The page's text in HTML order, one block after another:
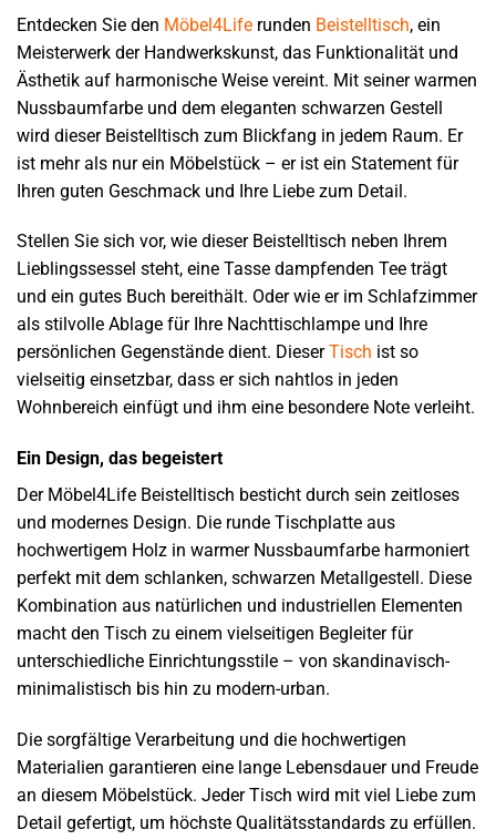
Entdecken Sie den Möbel4Life runden Beistelltisch, ein
Meisterwerk der Handwerkskunst, das Funktionalität und
Ästhetik auf harmonische Weise vereint. Mit seiner warmen
Nussbaumfarbe und dem eleganten schwarzen Gestell
wird dieser Beistelltisch zum Blickfang in jedem Raum. Er
ist mehr als nur ein Möbelstück – er ist ein Statement für
Ihren guten Geschmack und Ihre Liebe zum Detail.
Stellen Sie sich vor, wie dieser Beistelltisch neben Ihrem
Lieblingssessel steht, eine Tasse dampfenden Tee trägt
und ein gutes Buch bereithält. Oder wie er im Schlafzimmer
als stilvolle Ablage für Ihre Nachttischlampe und Ihre
persönlichen Gegenstände dient. DieserTisch ist so
vielseitig einsetzbar, dass er sich nahtlos in jeden
Wohnbereich einfügt und ihm eine besondere Note verleiht.
Ein Design, das begeistert
Der Möbel4Life Beistelltisch besticht durch sein zeitloses
und modernes Design. Die runde Tischplatte aus
hochwertigem Holz in warmer Nussbaumfarbe harmoniert
perfekt mit dem schlanken, schwarzen Metallgestell. Diese
Kombination aus natürlichen und industriellen Elementen
macht den Tisch zu einem vielseitigen Begleiter für
unterschiedliche Einrichtungsstile – von skandinavisch-
minimalistisch bis hin zu modern-urban.
Die sorgfältige Verarbeitung und die hochwertigen
Materialien garantieren eine lange Lebensdauer und Freude
an diesem Möbelstück. Jeder Tisch wird mit viel Liebe zum
Detail gefertigt, um höchste Qualitätsstandards zu erfüllen.